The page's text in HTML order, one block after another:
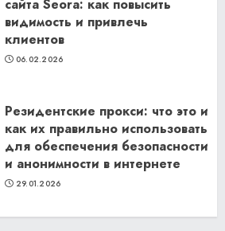
сайта Seora: как повысить
видимость и привлечь
клиентов
06.02.2026
Резидентские прокси: что это и
как их правильно использовать
для обеспечения безопасности
и анонимности в интернете
29.01.2026